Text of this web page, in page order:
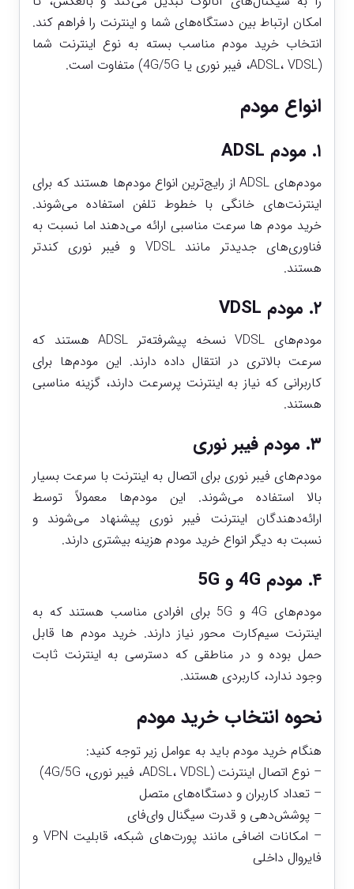
امکان ارتباط بین دستگاه‌های شما و اینترنت را فراهم کند.
انتخاب خرید مودم مناسب بسته به نوع اینترنت شما
(ADSL، VDSL، فیبر نوری یا 4G/5G) متفاوت است.
انواع مودم
۱. مودم ADSL
مودم‌های ADSL از رایج‌ترین انواع مودم‌ها هستند که برای
اینترنت‌های خانگی با خطوط تلفن استفاده می‌شوند.
خرید مودم‌ ها سرعت مناسبی ارائه می‌دهند اما نسبت به
فناوری‌های جدیدتر مانند VDSL و فیبر نوری کندتر
هستند.
۲. مودم VDSL
مودم‌های VDSL نسخه پیشرفته‌تر ADSL هستند که
سرعت بالاتری در انتقال داده دارند. این مودم‌ها برای
کاربرانی که نیاز به اینترنت پرسرعت دارند، گزینه مناسبی
هستند.
۳. مودم فیبر نوری
مودم‌های فیبر نوری برای اتصال به اینترنت با سرعت بسیار
بالا استفاده می‌شوند. این مودم‌ها معمولاً توسط
ارائه‌دهندگان اینترنت فیبر نوری پیشنهاد می‌شوند و
نسبت به دیگر انواع خرید مودم هزینه بیشتری دارند.
۴. مودم 4G و 5G
مودم‌های 4G و 5G برای افرادی مناسب هستند که به
اینترنت سیم‌کارت محور نیاز دارند. خریدمودم‌ ها قابل
حمل بوده و در مناطقی که دسترسی به اینترنت ثابت
وجود ندارد، کاربردی هستند.
نحوه انتخاب خرید مودم
هنگام خرید مودم باید به عوامل زیر توجه کنید:
– نوع اتصال اینترنت (ADSL، VDSL، فیبر نوری، 4G/5G)
– تعداد کاربران و دستگاه‌های متصل
– پوشش‌دهی و قدرت سیگنال وای‌فای
– امکانات اضافی مانند پورت‌های شبکه، قابلیت VPN و
فایروال داخلی